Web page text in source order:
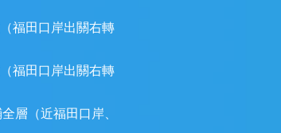
福田口岸出關右轉
福田口岸出關右轉
層（近福田口岸、